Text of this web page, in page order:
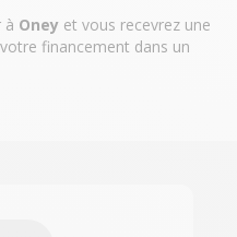
à Oney et vous recevrez une
financement dans un